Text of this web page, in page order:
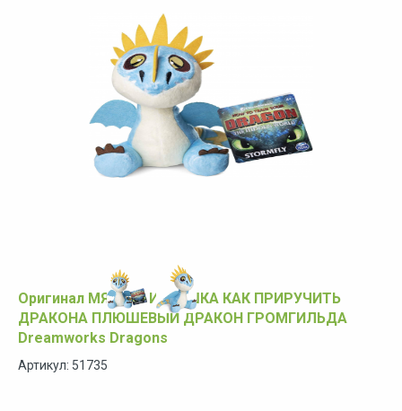
Оригинал МЯГКАЯ ИГРУШКА КАК ПРИРУЧИТЬ
ДРАКОНА ПЛЮШЕВЫЙ ДРАКОН ГРОМГИЛЬДА
Dreamworks Dragons
Артикул: 51735